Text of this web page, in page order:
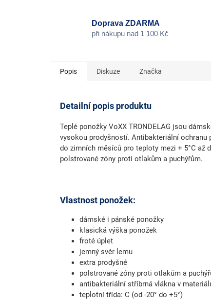
Doprava ZDARMA
při nákupu nad 1 100 Kč
Popis Diskuze Značka
Detailní popis produktu
Teplé ponožky VoXX TRONDELAG jsou
vysokou prodyšností. Antibakteriální
do zimních měsíců pro teploty mezi + 5°C až
polstrované zóny proti otlakům a puchýřům.
Vlastnost ponožek:
dámské i pánské ponožky
klasická výška ponožek
froté úplet
jemný svěr lemu
extra prodyšné
polstrované zóny proti otlakům a
antibakteriální stříbrná vlákna v
teplotní třída: C (od -20° do +5°)